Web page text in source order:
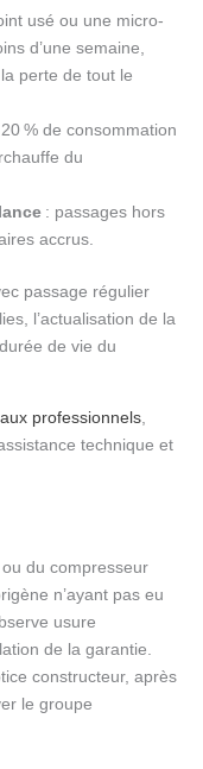
usé ou une micro-
d’une semaine,
perte de tout le
% de consommation
du
: passages hors
accrus.
passage régulier
l’actualisation de la
de vie du
professionnels,
technique et
du compresseur
n’ayant pas eu
usure
de la garantie.
constructeur, après
le groupe